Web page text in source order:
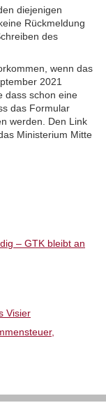
diejenigen
Rückmeldung
des
wenn das
2021
dass schon eine
das Formular
werden. Den Link
Ministerium Mitte
– GTK bleibt an
Visier